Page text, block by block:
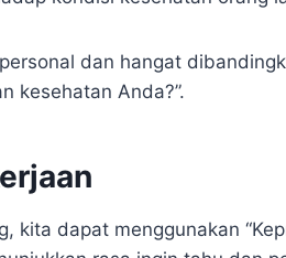
dan hangat
kesehatan Anda?”.
kita dapat menggunakan